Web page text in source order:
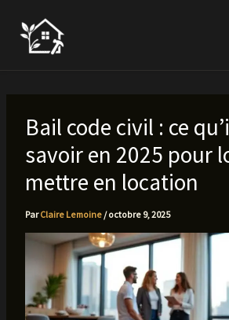
contenu
Bail code civil : ce
savoir en 2025 pour
mettre en location
ParClaire Lemoine /octobre 9, 2025